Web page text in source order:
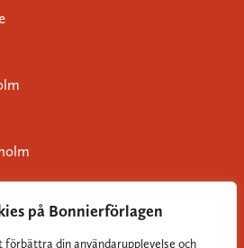
på Bonnierförlagen
din användarupplevelse och